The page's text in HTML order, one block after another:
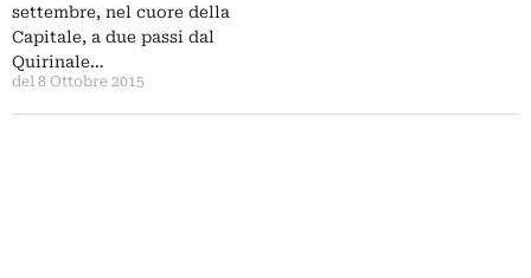
settembre, nel cuore della
Capitale, a due passi dal
Quirinale…
del 8 Ottobre 2015